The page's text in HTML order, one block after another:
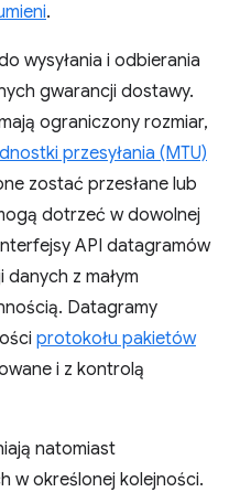
.
wysyłania i odbierania
gwarancji dostawy.
ograniczony rozmiar,
przesyłania (MTU)
zostać przesłane lub
dotrzeć w dowolnej
API datagramów
z małym
Datagramy
protokołu pakietów
i z kontrolą
natomiast
w określonej kolejności.